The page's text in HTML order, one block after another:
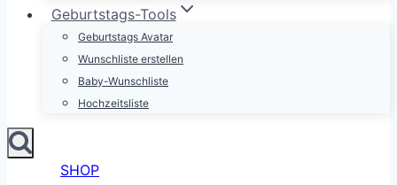
Geburtstags-Tools
Geburtstags Avatar
Wunschliste erstellen
Baby-Wunschliste
Hochzeitsliste
SHOP